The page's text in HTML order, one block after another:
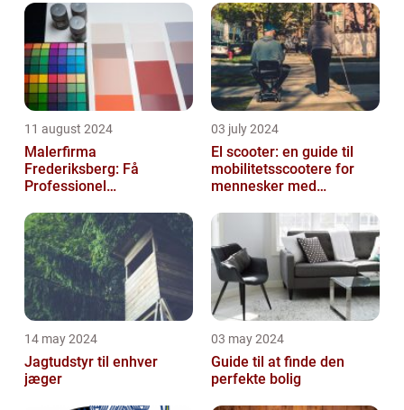
11 august 2024
Malerfirma
Frederiksberg: Få
Professionel
eller virksomhed
03 july 2024
El scooter: en guide til
mobilitetsscootere for
mennesker med
14 may 2024
Jagtudstyr til enhver
jæger
03 may 2024
Guide til at finde den
perfekte bolig